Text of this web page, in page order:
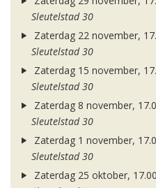
Sleutelstad 30
Zaterdag 22 november,
Sleutelstad 30
Zaterdag 15 november,
Sleutelstad 30
Zaterdag 8 november,
Sleutelstad 30
Zaterdag 1 november,
Sleutelstad 30
Zaterdag 25 oktober,